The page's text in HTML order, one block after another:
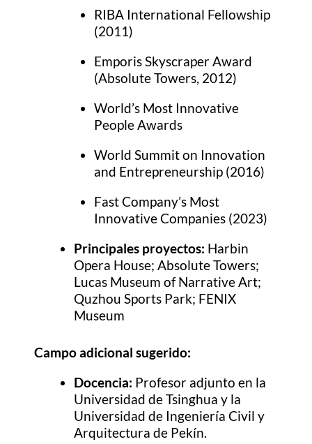
RIBA International Fellowship
(2011)
Emporis Skyscraper Award
(Absolute Towers, 2012)
World’s Most Innovative
People Awards
World Summit on Innovation
and Entrepreneurship (2016)
Fast Company’s Most
Innovative Companies (2023)
Principales proyectos: Harbin
Opera House; Absolute Towers;
Lucas Museum of Narrative Art;
Quzhou Sports Park; FENIX
Museum
Campo adicional sugerido:
Docencia: Profesor adjunto en la
Universidad de Tsinghua y la
Universidad de Ingeniería Civil y
Arquitectura de Pekín.